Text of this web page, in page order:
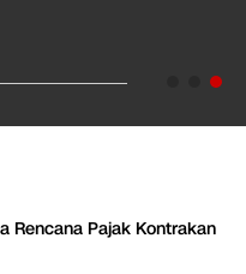
Rencana Pajak Kontrakan